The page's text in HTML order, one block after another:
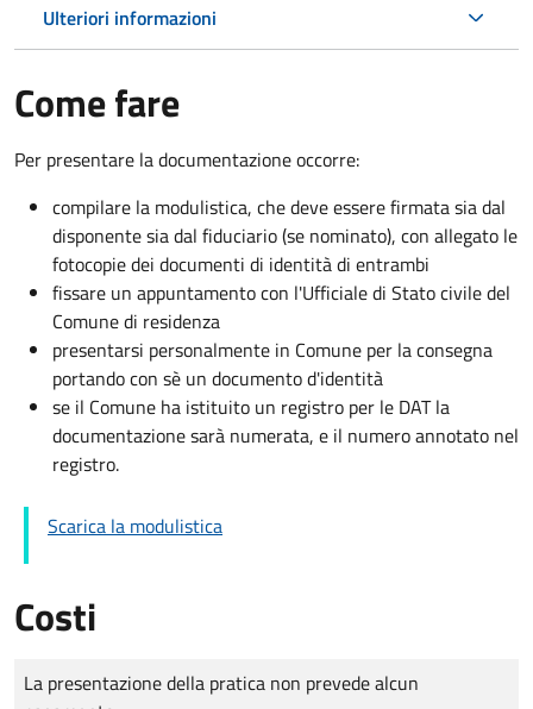
Ulteriori informazioni
Come fare
Per presentare la documentazione occorre:
compilare la modulistica, che deve essere firmata sia dal
disponente sia dal fiduciario (se nominato), con allegato le
fotocopie dei documenti di identità di entrambi
fissare un appuntamento con l'Ufficiale di Stato civile del
Comune di residenza
presentarsi personalmente in Comune per la consegna
portando con sè un documento d'identità
se il Comune ha istituito un registro per le DAT la
documentazione sarà numerata, e il numero annotato nel
registro.
Scarica la modulistica
Costi
Tipo di pagamento
Importo
La presentazione della pratica non prevede alcun